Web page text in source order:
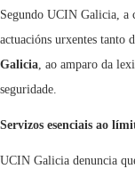
Segundo UCIN Galicia, a
actuacións urxentes tanto
Galicia , ao amparo da
seguridade.
Servizos esenciais ao
UCIN Galicia denuncia